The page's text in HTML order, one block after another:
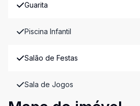
Guarita
Piscina Infantil
Salão de Festas
Sala de Jogos